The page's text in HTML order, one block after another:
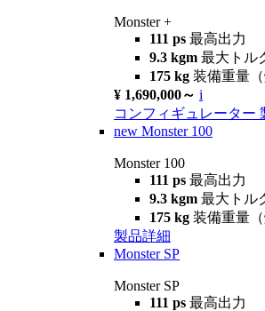
Monster +
111 ps 最高出力
9.3 kgm 最大トル
175 kg 装備重量（
¥ 1,690,000～ i
コンフィギュレーター
new Monster 100
Monster 100
111 ps 最高出力
9.3 kgm 最大トル
175 kg 装備重量（
製品詳細
Monster SP
Monster SP
111 ps 最高出力